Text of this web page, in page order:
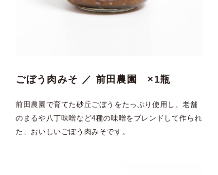
ごぼう肉みそ ／ 前田農園 ×1瓶
前田農園で育てた砂丘ごぼうをたっぷり使用し、老舗
のまるや八丁味噌など4種の味噌をブレンドして作られ
た、おいしいごぼう肉みそです。